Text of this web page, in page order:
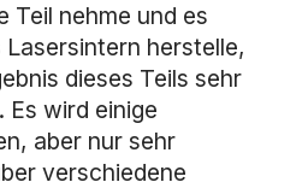
Teil nehme und es
herstelle,
dieses Teils sehr
Es wird einige
aber nur sehr
verschiedene